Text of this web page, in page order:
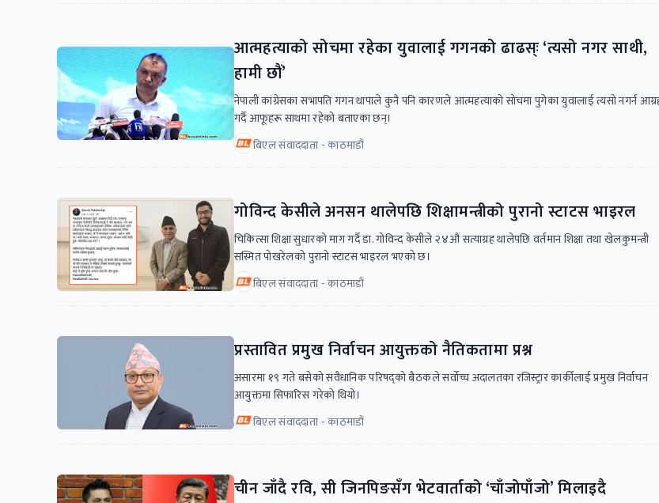
आत्महत्याको सोचमा रहेका युवालाई गगनको ढाढस्ः ‘त्यसो नगर साथी,
हामी छौं’
नेपाली कांग्रेसका सभापति गगन थापाले कुनै पनि कारणले आत्महत्याको सोचमा पुगेका युवालाई त्यसो नगर्न
गर्दै आफूहरू साथमा रहेको बताएका छन्।
बिएल संवाददाता - काठमाडौं
गोविन्द केसीले अनसन थालेपछि शिक्षामन्त्रीको पुरानो स्टाटस भाइरल
चिकित्सा शिक्षा सुधारको माग गर्दै डा. गोविन्द केसीले २४औं सत्याग्रह थालेपछि वर्तमान शिक्षा तथा खेलकुमन्त्री
सस्मित पोखरेलको पुरानो स्टाटस भाइरल भएको छ।
बिएल संवाददाता - काठमाडौं
प्रस्तावित प्रमुख निर्वाचन आयुक्तको नैतिकतामा प्रश्न
असारमा १९ गते बसेको संवैधानिक परिषद्को बैठकले सर्वोच्च अदालतका रजिस्ट्रार कार्कीलाई प्रमुख निर्वाचन
आयुक्तमा सिफारिस गरेको थियो।
बिएल संवाददाता - काठमाडौं
चीन जाँदै रवि, सी जिनपिङसँग भेटवार्ताको ‘चाँजोपाँजो’ मिलाइदै